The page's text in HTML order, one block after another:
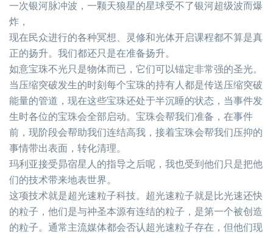
一次银河脉冲波，一颗天狼星的星球受不了银河超级波而爆
炸，
现在民众进行的各种冥想、灵修和光体开启课程都不算是真
正的扬升。我们都还只是在准备扬升。
如意宝珠不光只是物体而已，它们可以锚定非常强的圣光。
当压缩突破发生的时刻每个宝珠的持有人都是传送压缩突破
能量的管道，现在这些宝珠还处于半沉睡的状态，当事件发
生时各位的宝珠会全部启动。宝珠会帮我们准备，在事件
前，现阶段会帮助我们连结高我，接着宝珠会帮我们压抑的
事情带出表面，转化清理。
玛利亚接受昴宿星人的指导之后呢，我也受到他们只是把他
们的技术带来地表世界。
这项技术就是超光速粒子科技。超光速粒子就是比光速还快
的粒子，他们是与祌圣本源有连结的粒子，是第一个被创造
的粒子。通常主流媒体都会否认超光速粒子存在，但他们现